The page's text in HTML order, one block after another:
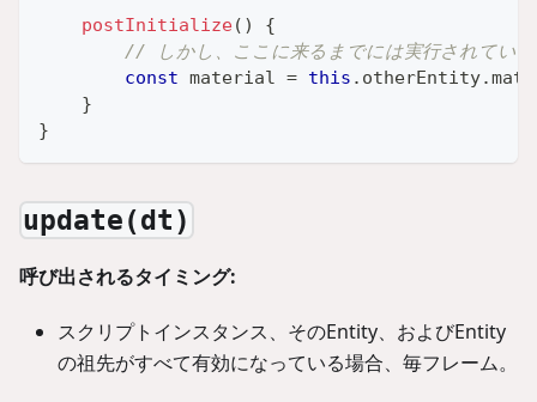
postInitialize( )
{
// しかし、ここに来るまでには実行されてい
const material = this . otherEntity.
}
}
update(dt)
呼び出されるタイミング:
スクリプトインスタンス、そのEntity、およびEntity
の祖先がすべて有効になっている場合、毎フレーム。